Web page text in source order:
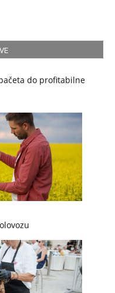
do profitabilne